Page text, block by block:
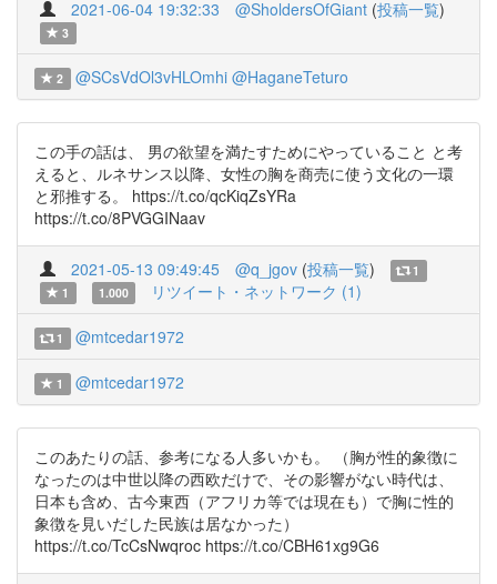
2021-06-04 19:32:33 @SholdersOfGiant (投稿一覧)
3
2 @SCsVdOl3vHLOmhi @HaganeTeturo
この手の話は、 男の欲望を満たすためにやっていること と考
えると、ルネサンス以降、女性の胸を商売に使う文化の一環
と邪推する。 https://t.co/qcKiqZsYRa
https://t.co/8PVGGINaav
2021-05-13 09:49:45 @q_jgov (投稿一覧)
1
1
1.000 リツイート・ネットワーク (1)
1 @mtcedar1972
1 @mtcedar1972
このあたりの話、参考になる人多いかも。 （胸が性的象徴に
なったのは中世以降の西欧だけで、その影響がない時代は、
日本も含め、古今東西（アフリカ等では現在も）で胸に性的
象徴を見いだした民族は居なかった）
https://t.co/TcCsNwqroc https://t.co/CBH61xg9G6